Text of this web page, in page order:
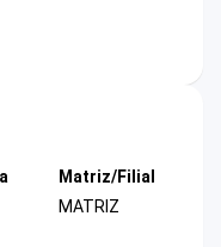
Matriz/Filial
MATRIZ